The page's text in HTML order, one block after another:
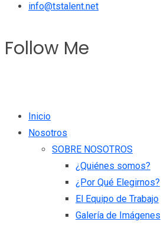
info@tstalent.net
Follow Me
Inicio
Nosotros
SOBRE NOSOTROS
¿Quiénes somos?
¿Por Qué Elegirnos?
El Equipo de Trabajo
Galería de Imágenes